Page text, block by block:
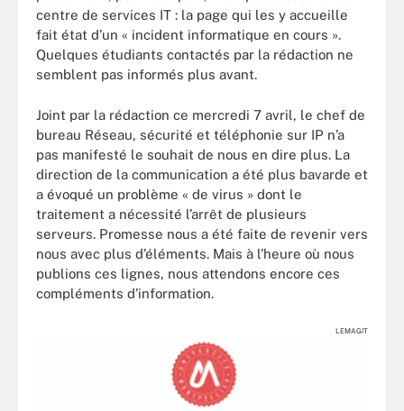
centre de services IT : la page qui les y accueille
fait état d’un « incident informatique en cours ».
Quelques étudiants contactés par la rédaction ne
semblent pas informés plus avant.
Joint par la rédaction ce mercredi 7 avril, le chef de
bureau Réseau, sécurité et téléphonie sur IP n’a
pas manifesté le souhait de nous en dire plus. La
direction de la communication a été plus bavarde et
a évoqué un problème « de virus » dont le
traitement a nécessité l’arrêt de plusieurs
serveurs. Promesse nous a été faite de revenir vers
nous avec plus d’éléments. Mais à l’heure où nous
publions ces lignes, nous attendons encore ces
compléments d’information.
LEMAGIT